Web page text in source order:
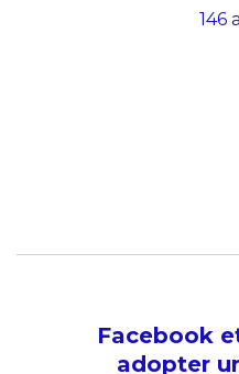
146
Facebook
adopter